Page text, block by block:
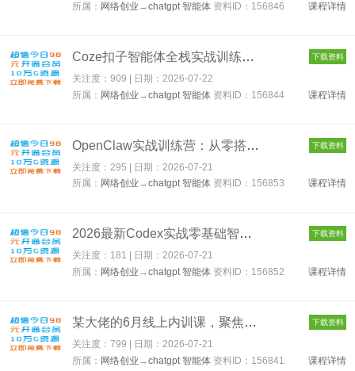
所属： 网络创业 →chatgpt 智能体 资料ID：156846 课程详情
Coze扣子智能体全栈实战训练营｜可视化工作流搭建、多媒体自动成... 下载资料
关注度：909 | 日期：2026-07-22
所属： 网络创业 →chatgpt 智能体 资料ID：156844 课程详情
OpenClaw实战训练营：从零搭建AI数字员工，打造个人自动化工作流... 下载资料
关注度：295 | 日期： 2026-07-21
所属： 网络创业 →chatgpt 智能体 资料ID：156853 课程详情
2026最新Codex实战零基础智能体实战，真实场景落地，快速上手，纯... 下载资料
关注度：181 | 日期：2026-07-21
所属： 网络创业 →chatgpt 智能体 资料ID：156852 课程详情
某大佬的6月线上内训课，聚焦当下热门AI智能体与电商运营结合的核... 下载资料
关注度：799 | 日期：2026-07-21
所属： 网络创业 →chatgpt 智能体 资料ID：156841 课程详情